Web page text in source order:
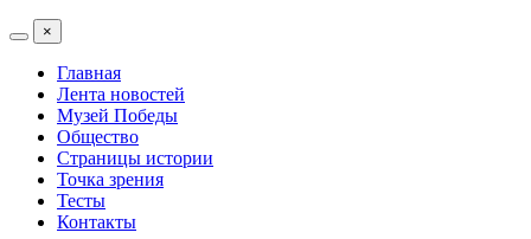
×
Главная
Лента новостей
Музей Победы
Общество
Страницы истории
Точка зрения
Тесты
Контакты